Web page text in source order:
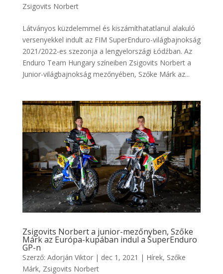
Zsigovits Norbert
Látványos küzdelemmel és kiszámíthatatlanul alakuló
versenyekkel indult az FIM SuperEnduro-világbajnokság
2021/2022-es szezonja a lengyelországi Łódźban. Az
Enduro Team Hungary színeiben Zsigovits Norbert a
Junior-világbajnokság mezőnyében, Szőke Márk az...
Zsigovits Norbert a junior-mezőnyben, Szőke
Márk az Európa-kupában indul a SuperEnduro
GP-n
Szerző: Adorján Viktor| dec 1, 2021 | Hírek, Szőke
Márk, Zsigovits Norbert